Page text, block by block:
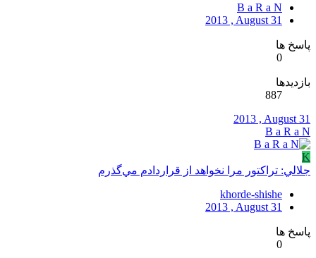
B a R a N
2013 , August 31
پاسخ ها
0
بازدیدها
887
2013 , August 31
B a R a N
K
جلالي: تراکتور مرا نخواهد از قراردادم مي‌گذرم
khorde-shishe
2013 , August 31
پاسخ ها
0